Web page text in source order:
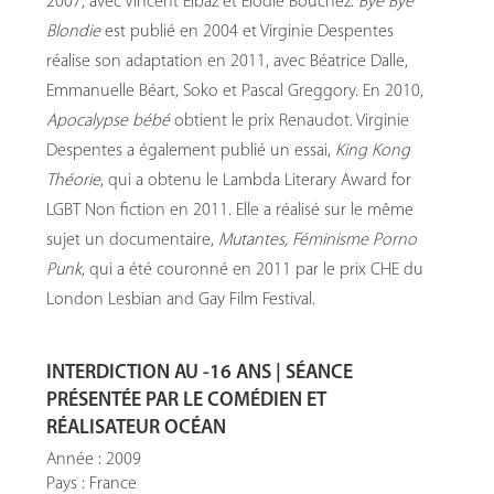
Blondieest publié en 2004 et Virginie Despentes
réalise son adaptation en 2011, avec Béatrice Dalle,
Emmanuelle Béart, Soko et Pascal Greggory. En 2010,
Apocalypse bébéobtient le prix Renaudot. Virginie
Despentes a également publié un essai, King Kong
Théorie, qui a obtenu le Lambda Literary Award for
LGBT Non fiction en 2011. Elle a réalisé sur le même
sujet un documentaire, Mutantes, Féminisme Porno
Punk, qui a été couronné en 2011 par le prix CHE du
London Lesbian and Gay Film Festival.
INTERDICTION AU -16 ANS | SÉANCE
PRÉSENTÉE PAR LE COMÉDIEN ET
RÉALISATEUR OCÉAN
Année : 2009
Pays : France